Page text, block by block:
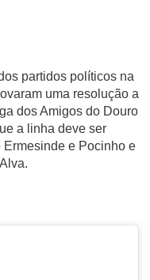
partidos políticos na
uma resolução a
dos Amigos do Douro
a linha deve ser
e Pocinho e